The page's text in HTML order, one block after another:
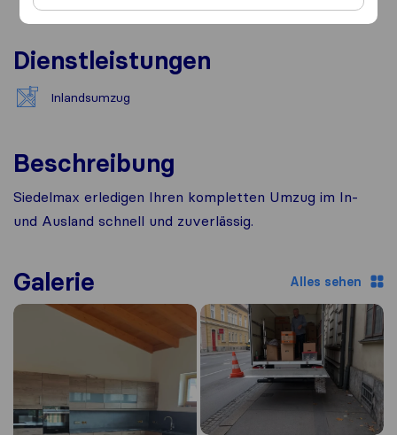
Dienstleistungen
Inlandsumzug
Beschreibung
Siedelmax erledigen Ihren kompletten Umzug im In-
und Ausland schnell und zuverlässig.
Galerie Alles sehen